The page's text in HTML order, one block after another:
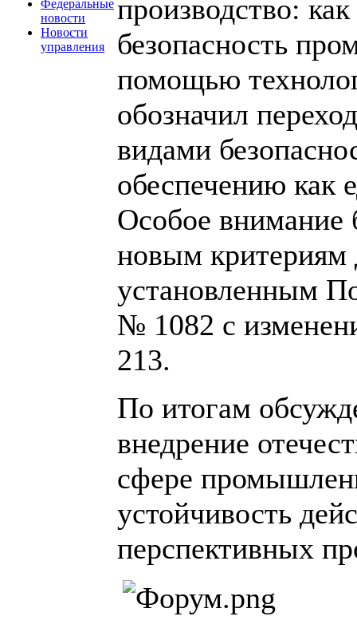
Федеральные
новости
Новости
управления
производство:
безопасность
помощью
обозначил
видами
обеспечению как
Особое
новым критериям
установленным
№ 1082 с
213.
По итогам
внедрение
сфере
устойчивость
перспективных